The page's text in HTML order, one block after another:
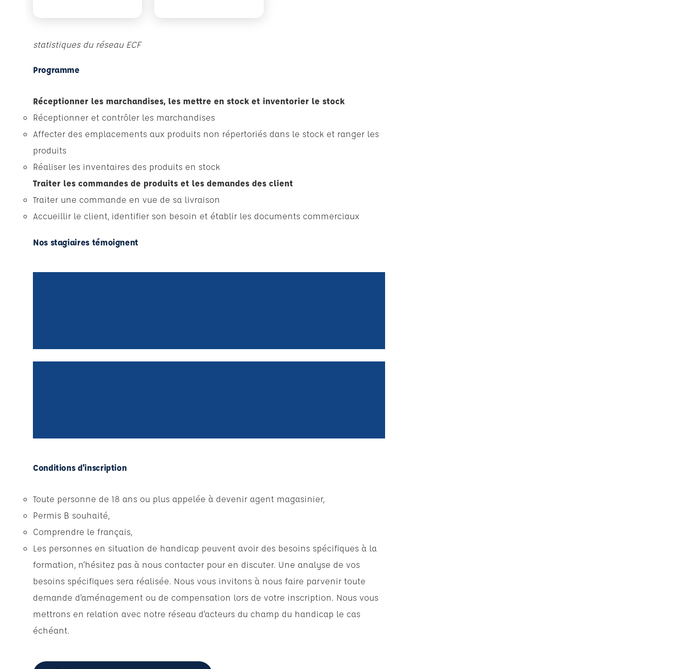
statistiques du réseau ECF
Programme
Réceptionner les marchandises, les mettre en stock et inventorier le stock
Réceptionner et contrôler les marchandises
Affecter des emplacements aux produits non répertoriés dans le stock et ranger les
produits
Réaliser les inventaires des produits en stock
Traiter les commandes de produits et les demandes des client
Traiter une commande en vue de sa livraison
Accueillir le client, identifier son besoin et établir les documents commerciaux
Nos stagiaires témoignent
Conditions d'inscription
Toute personne de 18 ans ou plus appelée à devenir agent magasinier,
Permis B souhaité,
Comprendre le français,
Les personnes en situation de handicap peuvent avoir des besoins spécifiques à la
formation, n’hésitez pas à nous contacter pour en discuter. Une analyse de vos
besoins spécifiques sera réalisée. Nous vous invitons à nous faire parvenir toute
demande d’aménagement ou de compensation lors de votre inscription. Nous vous
mettrons en relation avec notre réseau d’acteurs du champ du handicap le cas
échéant.